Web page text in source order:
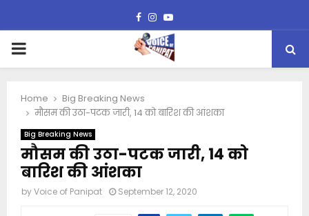
Facebook
Instagram
Youtube
PRIMARY
Home
Big Breaking News
मौसम की उठा-पटक जारी, 14 को बारिश की आंशका
Big Breaking News
मौसम की उठा-पटक जारी, 14 को
बारिश की आंशका
byVoice of Panipat September 12, 2020